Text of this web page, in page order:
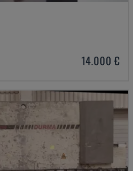
14.000 €